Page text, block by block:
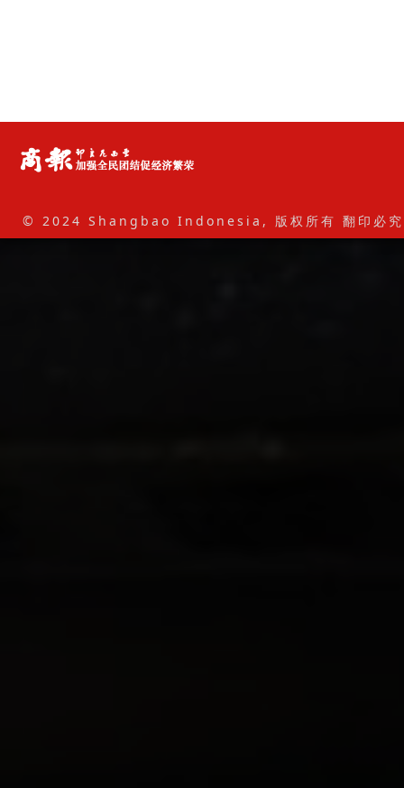
© 2024 Shangbao Indonesia, 版权所有 翻印必